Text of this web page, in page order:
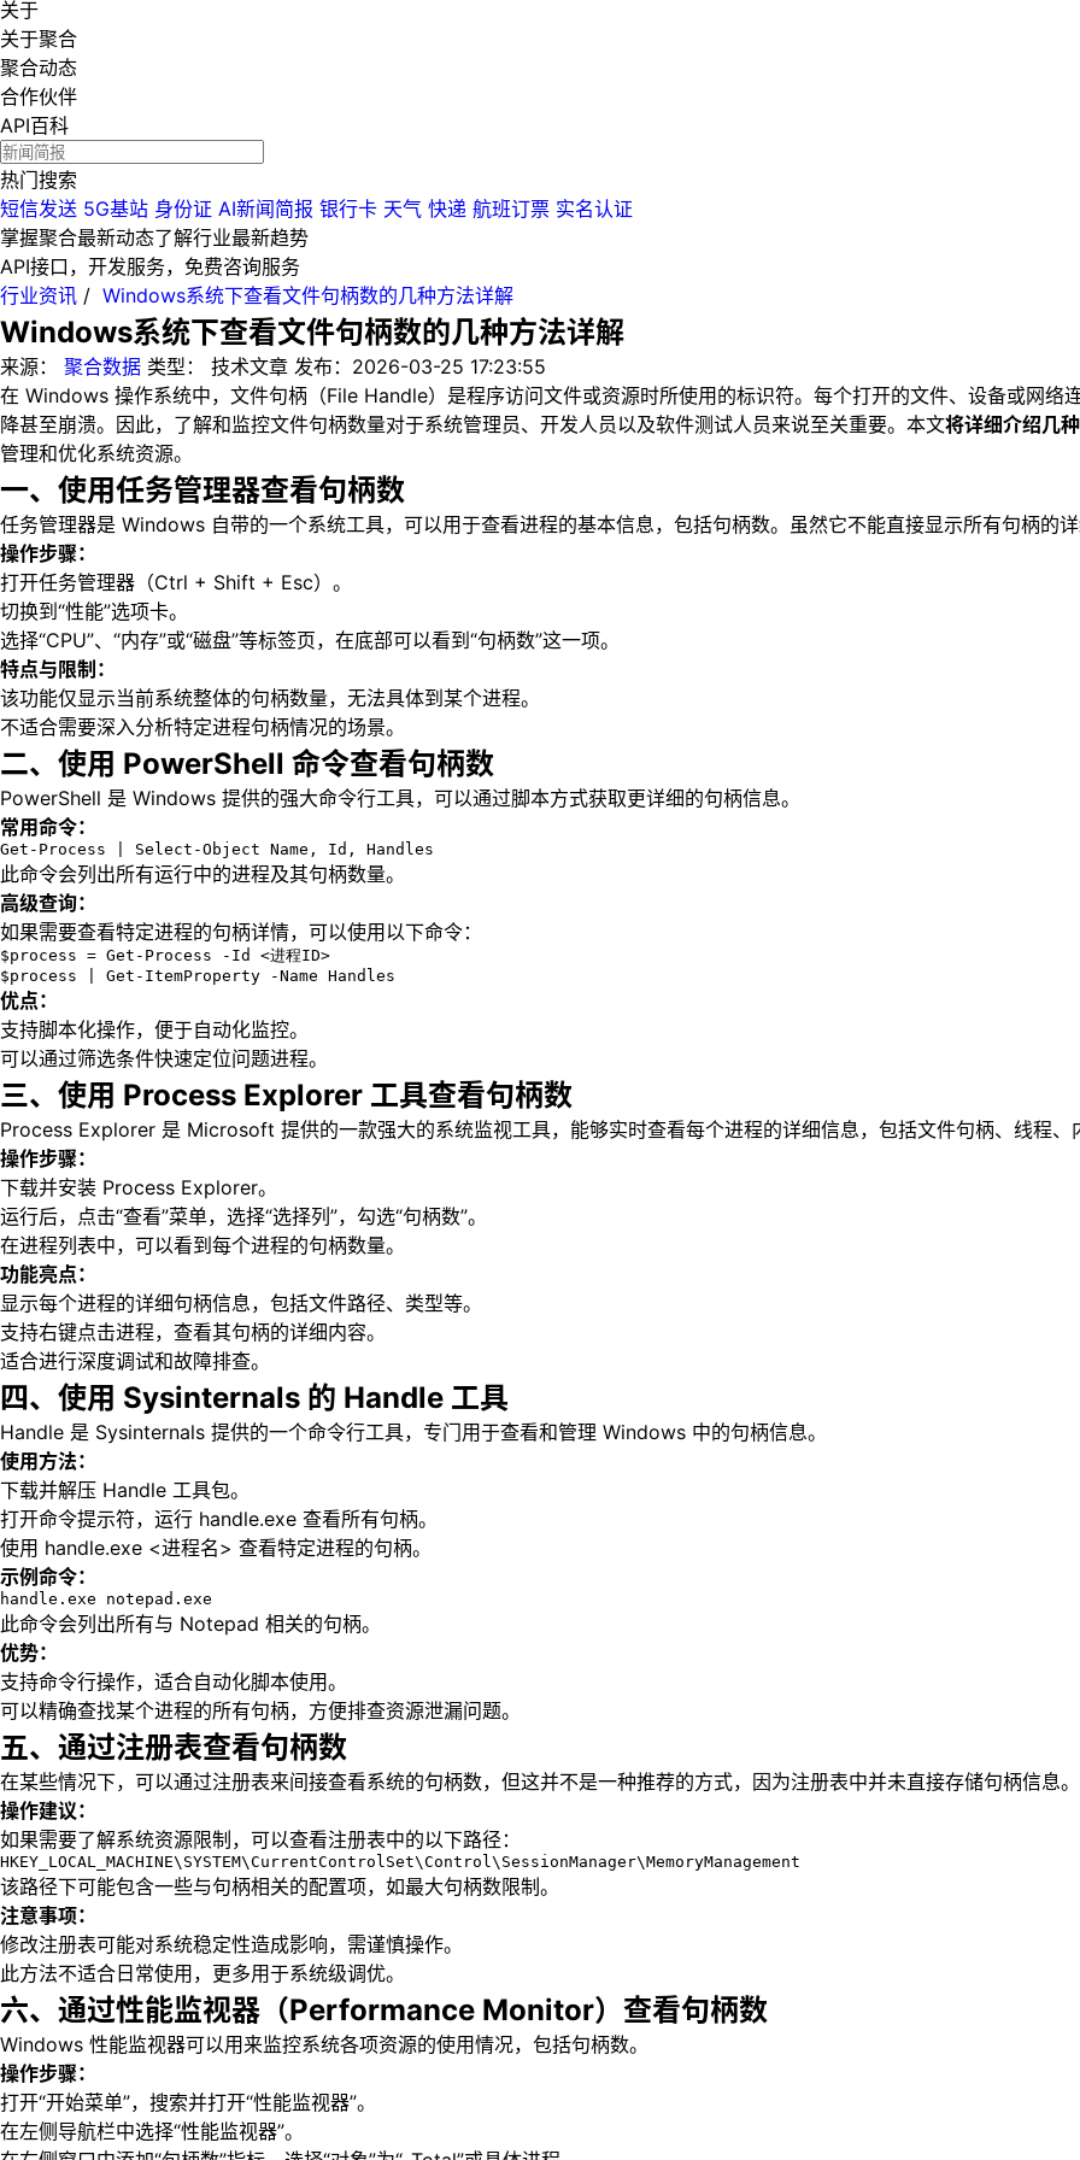
关于
关于聚合
聚合动态
合作伙伴
API百科
热门搜索
短信发送 5G基站 身份证 AI新闻简报 银行卡 天气 快递 航班订票 实名认证
掌握聚合最新动态了解行业最新趋势
API接口，开发服务，免费咨询服务
行业资讯 / Windows系统下查看文件句柄数的几种方法详解
Windows系统下查看文件句柄数的几种方法详解
来源： 聚合数据 类型： 技术文章 发布： 2026-03-25 17:23:55
在 Windows 操作系统中，文件句柄（File Handle）是程序访问文件或资源时所使用的标识符。每个打开的文件、设备或网络
降甚至崩溃。因此，了解和监控文件句柄数量对于系统管理员、开发人员以及软件测试人员来说至关重要。本文将详细介绍几
管理和优化系统资源。
一、使用任务管理器查看句柄数
任务管理器是 Windows 自带的一个系统工具，可以用于查看进程的基本信息，包括句柄数。虽然它不能直接显示所有句柄的
操作步骤：
打开任务管理器（Ctrl + Shift + Esc）。
切换到“性能”选项卡。
选择“CPU”、“内存”或“磁盘”等标签页，在底部可以看到“句柄数”这一项。
特点与限制：
该功能仅显示当前系统整体的句柄数量，无法具体到某个进程。
不适合需要深入分析特定进程句柄情况的场景。
二、使用 PowerShell 命令查看句柄数
PowerShell 是 Windows 提供的强大命令行工具，可以通过脚本方式获取更详细的句柄信息。
常用命令：
Get-Process | Select-Object Name, Id, Handles
此命令会列出所有运行中的进程及其句柄数量。
高级查询：
如果需要查看特定进程的句柄详情，可以使用以下命令：
$process = Get-Process -Id <进程ID>
$process | Get-ItemProperty -Name Handles
优点：
支持脚本化操作，便于自动化监控。
可以通过筛选条件快速定位问题进程。
三、使用 Process Explorer 工具查看句柄数
Process Explorer 是 Microsoft 提供的一款强大的系统监视工具，能够实时查看每个进程的详细信息，包括文件句柄、线程、
操作步骤：
下载并安装 Process Explorer。
运行后，点击“查看”菜单，选择“选择列”，勾选“句柄数”。
在进程列表中，可以看到每个进程的句柄数量。
功能亮点：
显示每个进程的详细句柄信息，包括文件路径、类型等。
支持右键点击进程，查看其句柄的详细内容。
适合进行深度调试和故障排查。
四、使用 Sysinternals 的 Handle 工具
Handle 是 Sysinternals 提供的一个命令行工具，专门用于查看和管理 Windows 中的句柄信息。
使用方法：
下载并解压 Handle 工具包。
打开命令提示符，运行 handle.exe 查看所有句柄。
使用 handle.exe <进程名> 查看特定进程的句柄。
示例命令：
handle.exe notepad.exe
此命令会列出所有与 Notepad 相关的句柄。
优势：
支持命令行操作，适合自动化脚本使用。
可以精确查找某个进程的所有句柄，方便排查资源泄漏问题。
五、通过注册表查看句柄数
在某些情况下，可以通过注册表来间接查看系统的句柄数，但这并不是一种推荐的方式，因为注册表中并未直接存储句柄信息。
操作建议：
如果需要了解系统资源限制，可以查看注册表中的以下路径：
HKEY_LOCAL_MACHINE\SYSTEM\CurrentControlSet\Control\SessionManager\MemoryManagement
该路径下可能包含一些与句柄相关的配置项，如最大句柄数限制。
注意事项：
修改注册表可能对系统稳定性造成影响，需谨慎操作。
此方法不适合日常使用，更多用于系统级调优。
六、通过性能监视器（Performance Monitor）查看句柄数
Windows 性能监视器可以用来监控系统各项资源的使用情况，包括句柄数。
操作步骤：
打开“开始菜单”，搜索并打开“性能监视器”。
在左侧导航栏中选择“性能监视器”。